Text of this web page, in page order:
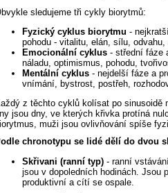
sledujeme tři cykly biorytmů:
Fyzický cyklus biorytmu -
pohodu - vitalitu, elán, sílu, odvahu,
Emocionální cyklus - střední fáze
náladu, optimismus, pohodu,
Mentální cyklus - nejdelší fáze a
vnímání, bystrost, postřeh,
z těchto cyklů kolísat po sinusoidě
jsou dny, ve kterých křivka protíná
muži jsou ovlivňování spíše
chronotypu se lidé dělí do dvou
Skřivani (ranní typ) - ranní
jsou v dopoledních hodinách. Jsou
produktivní a cítí se ospale.